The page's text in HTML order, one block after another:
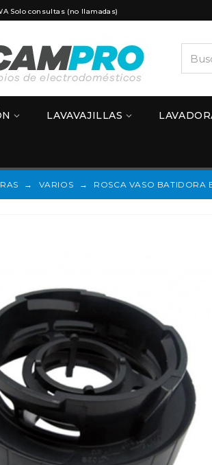
Solo consultas (no llamadas)
LAVAVAJILLAS
→ VARIOS → ROSCA VASO BATIDORA